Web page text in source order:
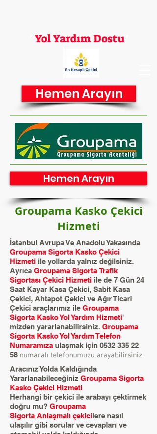
Hemen Arayın
Yol Yardım Dostu"
Hemen Arayın
Groupama Kasko Çekici
Hizmeti
İstanbul Avrupa Ve Anadolu Yakasında
Groupama Sigorta Kasko Çekici
Hizmeti ile yollarda yalnız değilsiniz.
Ayrıca Groupama Sigorta Trafik
Sigortası Çekici Hizmeti ile de 7 Gün 24
Saat Kayar Kasa Çekici, Sabit Kasa
Çekici, Ahtapot Çekici ve Ağır Ticari
Çekici araçlarımız ile Groupama
Sigorta Kasko Yol Yardım Hizmeti'
mizden yararlanabilirsiniz. Groupama
Sigorta Kasko Yol Yardım Telefon
Numaramıza ulaşmak için 0532 335 22
58 numaralı telefonumuzu arayabilirsiniz.
Aracınız Yolda Kaldığında
Yararlanabileceğiniz Groupama Sigorta
Kasko Çekici Hizmeti
Herhangi bir çekici ile arabayı çektirmek
doğru mu? Groupama
Sigorta Anlaşmalı çekicilere nasıl
ulaşılır gibi sorular ve cevapları ve